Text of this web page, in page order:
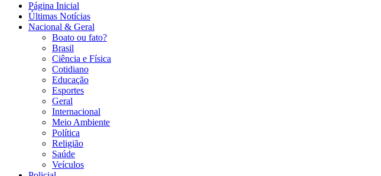
Página Inicial
Últimas Notícias
Nacional & Geral
Boato ou fato?
Brasil
Ciência e Física
Cotidiano
Educação
Esportes
Geral
Internacional
Meio Ambiente
Política
Religião
Saúde
Veículos